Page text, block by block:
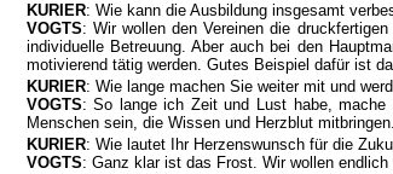
KURIER: Wie kann die Ausbildung insgesamt
VOGTS: Wir wollen den Vereinen die
individuelle Betreuung. Aber auch bei den
motivierend tätig werden. Gutes Beispiel dafür ist
KURIER: Wie lange machen Sie weiter mit und
VOGTS: So lange ich Zeit und Lust habe, mache
Menschen sein, die Wissen und Herzblut mitbringen.
KURIER: Wie lautet Ihr Herzenswunsch für die
VOGTS: Ganz klar ist das Frost. Wir wollen